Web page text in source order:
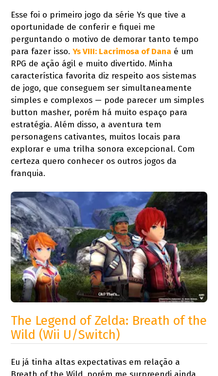
Esse foi o primeiro jogo da série Ys que tive a
oportunidade de conferir e fiquei me
perguntando o motivo de demorar tanto tempo
para fazer isso.Ys VIII: Lacrimosa of Dana é um
RPG de ação ágil e muito divertido. Minha
característica favorita diz respeito aos sistemas
de jogo, que conseguem ser simultaneamente
simples e complexos — pode parecer um simples
button masher, porém há muito espaço para
estratégia. Além disso, a aventura tem
personagens cativantes, muitos locais para
explorar e uma trilha sonora excepcional. Com
certeza quero conhecer os outros jogos da
franquia.
The Legend of Zelda: Breath of the
Wild (Wii U/Switch)
Eu já tinha altas expectativas em relação a